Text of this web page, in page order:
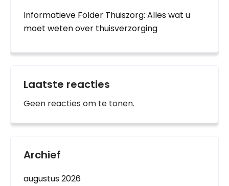
Informatieve Folder Thuiszorg: Alles wat u
moet weten over thuisverzorging
Laatste reacties
Geen reacties om te tonen.
Archief
augustus 2026